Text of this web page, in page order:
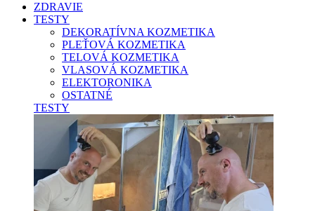
ZDRAVIE
TESTY
DEKORATÍVNA KOZMETIKA
PLEŤOVÁ KOZMETIKA
TELOVÁ KOZMETIKA
VLASOVÁ KOZMETIKA
ELEKTORONIKA
OSTATNÉ
TESTY